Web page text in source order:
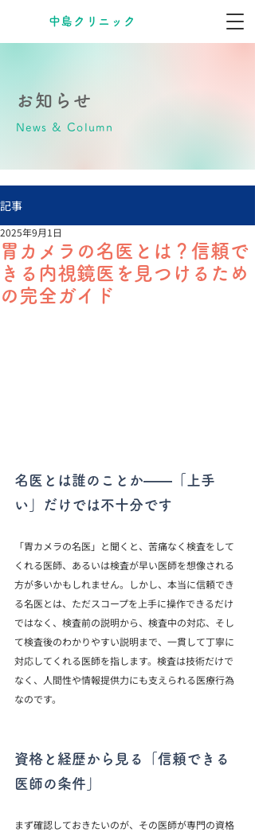
​中島クリニック
お知らせ
News & Column
記事
胃カメラの名医とは？信頼で
きる内視鏡医を見つけるため
の完全ガイド
2025年9月1日
名医とは誰のことか——「上手
い」だけでは不十分です
「胃カメラの名医」と聞くと、苦痛なく検査をして
くれる医師、あるいは検査が早い医師を想像される
方が多いかもしれません。しかし、本当に信頼でき
る名医とは、ただスコープを上手に操作できるだけ
ではなく、検査前の説明から、検査中の対応、そし
て検査後のわかりやすい説明まで、一貫して丁寧に
対応してくれる医師を指します。検査は技術だけで
なく、人間性や情報提供力にも支えられる医療行為
なのです。
資格と経歴から見る「信頼できる
医師の条件」
まず確認しておきたいのが、その医師が専門の資格